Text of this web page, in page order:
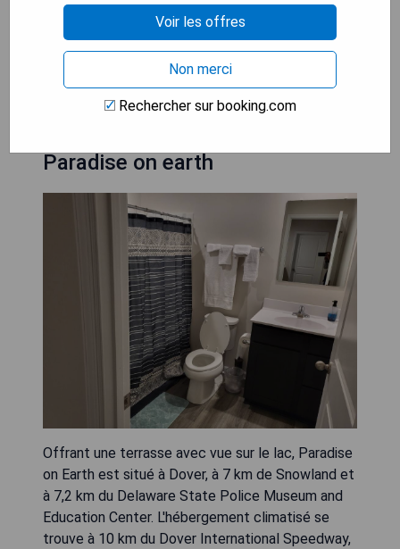
- Petit-déjeuner continental inclus
- Proximité des attractions locales
VÉRIFIEZ LA DISPONIBILITÉ
Paradise on earth
Offrant une terrasse avec vue sur le lac, Paradise
on Earth est situé à Dover, à 7 km de Snowland et
à 7,2 km du Delaware State Police Museum and
Education Center. L'hébergement climatisé se
trouve à 10 km du Dover International Speedway,
Voir les offres
Non merci
Rechercher sur booking.com